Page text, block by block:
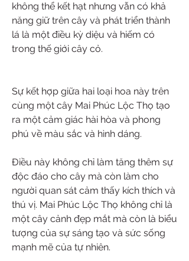
không thể kết hạt nhưng vẫn có khả
năng giữ trên cây và phát triển thành
lá là một điều kỳ diệu và hiếm có
trong thế giới cây cỏ.
Sự kết hợp giữa hai loại hoa này trên
cùng một cây Mai Phúc Lộc Thọ tạo
ra một cảm giác hài hòa và phong
phú về màu sắc và hình dáng.
Điều này không chỉ làm tăng thêm sự
độc đáo cho cây mà còn làm cho
người quan sát cảm thấy kích thích và
thú vị. Mai Phúc Lộc Thọ không chỉ là
một cây cảnh đẹp mắt mà còn là biểu
tượng của sự sáng tạo và sức sống
mạnh mẽ của tự nhiên.